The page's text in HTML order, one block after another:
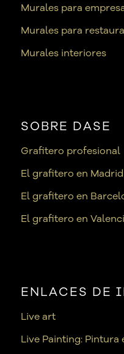
Murales para
Murales para
Murales interiores
SOBRE DASE
Grafitero profesional
El grafitero en Madrid
El grafitero en
El grafitero en
ENLACES DE
Live art
Live Painting: Pintura